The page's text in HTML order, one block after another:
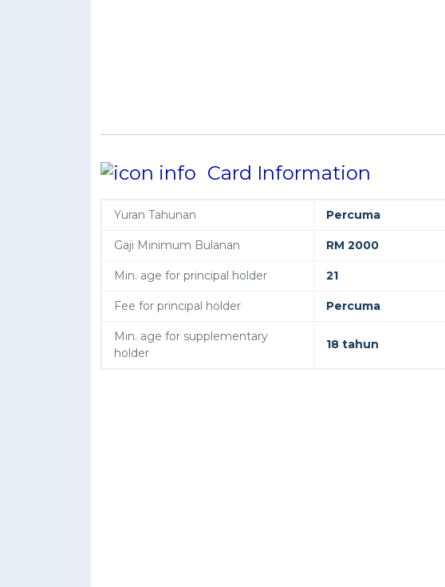
Card Information
Yuran Tahunan Percuma
Gaji Minimum Bulanan RM 2000
Min. age for principal holder 21
Fee for principal holder Percuma
Min. age for supplementary
holder
18 tahun